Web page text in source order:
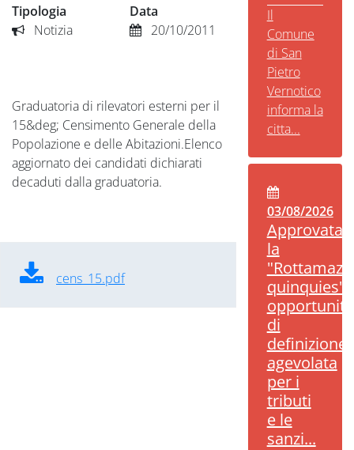
Tipologia
Notizia
Data
20/10/2011
Graduatoria di rilevatori esterni per il
15&deg; Censimento Generale della
Popolazione e delle Abitazioni.Elenco
aggiornato dei candidati dichiarati
decaduti dalla graduatoria.
cens_15.pdf
Il
Comune
di San
Pietro
Vernotico
informa la
citta...
03/08/2026
Approvata
la
quinquies":
opportunità
di
definizione
agevolata
per i
tributi
e le
sanzi...